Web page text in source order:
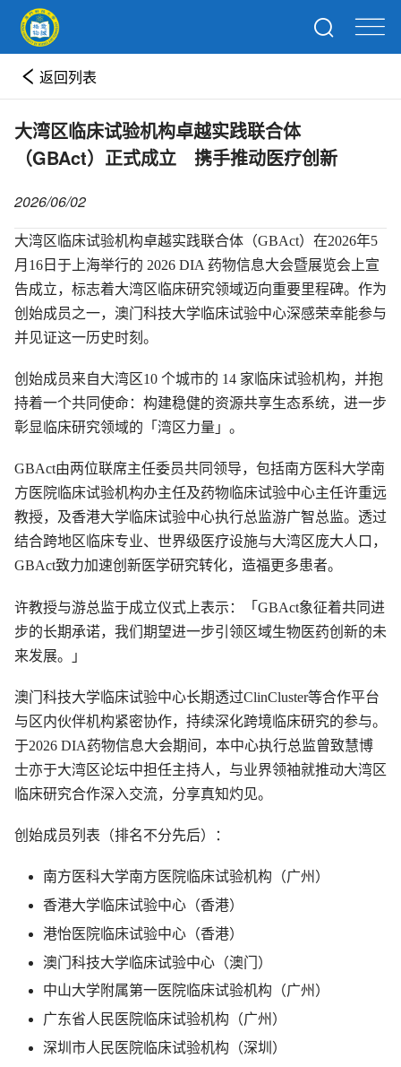
返回列表
大湾区临床试验机构卓越实践联合体
（GBAct）正式成立 携手推动医疗创新
2026/06/02
大湾区临床试验机构卓越实践联合体（GBAct）在2026年5
月16日于上海举行的 2026 DIA 药物信息大会暨展览会上宣
告成立，标志着大湾区临床研究领域迈向重要里程碑。作为
创始成员之一，澳门科技大学临床试验中心深感荣幸能参与
并见证这一历史时刻。
创始成员来自大湾区10 个城市的 14 家临床试验机构，并抱
持着一个共同使命：构建稳健的资源共享生态系统，进一步
彰显临床研究领域的「湾区力量」。
GBAct由两位联席主任委员共同领导，包括南方医科大学南
方医院临床试验机构办主任及药物临床试验中心主任许重远
教授，及香港大学临床试验中心执行总监游广智总监。透过
结合跨地区临床专业、世界级医疗设施与大湾区庞大人口，
GBAct致力加速创新医学研究转化，造福更多患者。
许教授与游总监于成立仪式上表示：「GBAct象征着共同进
步的长期承诺，我们期望进一步引领区域生物医药创新的未
来发展。」
澳门科技大学临床试验中心长期透过ClinCluster等合作平台
与区内伙伴机构紧密协作，持续深化跨境临床研究的参与。
于2026 DIA药物信息大会期间，本中心执行总监曾致慧博
士亦于大湾区论坛中担任主持人，与业界领袖就推动大湾区
临床研究合作深入交流，分享真知灼见。
创始成员列表（排名不分先后）：
南方医科大学南方医院临床试验机构（广州）
香港大学临床试验中心（香港）
港怡医院临床试验中心（香港）
澳门科技大学临床试验中心（澳门）
中山大学附属第一医院临床试验机构（广州）
广东省人民医院临床试验机构（广州）
深圳市人民医院临床试验机构（深圳）